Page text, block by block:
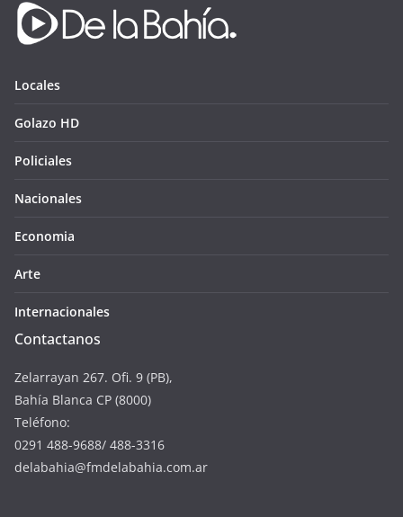
Locales
Golazo HD
Policiales
Nacionales
Economia
Arte
Internacionales
Contactanos
Zelarrayan 267. Ofi. 9 (PB),
Bahía Blanca CP (8000)
Teléfono:
0291 488-9688/ 488-3316
delabahia@fmdelabahia.com.ar